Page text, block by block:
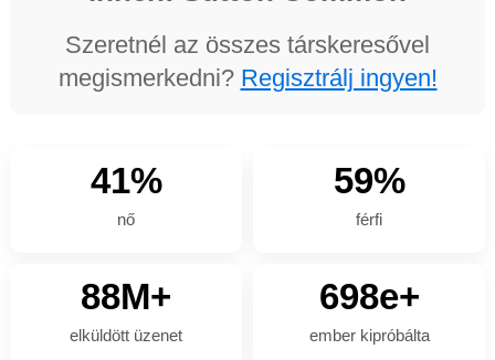
Szeretnél az összes társkeresővel
megismerkedni? Regisztrálj ingyen!
41%
nő
59%
férfi
88M+
elküldött üzenet
698e+
ember kipróbálta